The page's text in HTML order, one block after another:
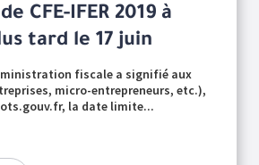
CFE-IFER 2019 à
tard le 17 juin
fiscale a signifié aux
micro-entrepreneurs, etc.),
la date limite...